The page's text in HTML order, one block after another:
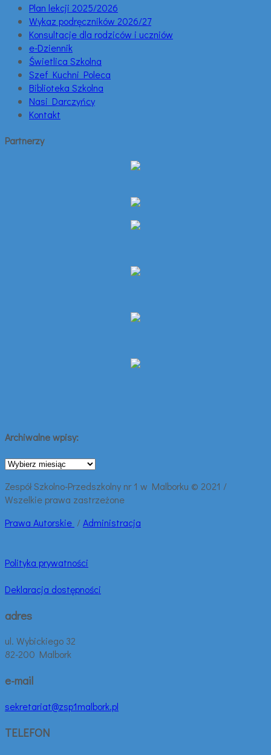
Plan lekcji 2025/2026
Wykaz podręczników 2026/27
Konsultacje dla rodziców i uczniów
e-Dziennik
Świetlica Szkolna
Szef Kuchni Poleca
Biblioteka Szkolna
Nasi Darczyńcy
Kontakt
Partnerzy
Archiwalne wpisy:
Archiwalne
Zespół Szkolno-Przedszkolny nr 1 w Malborku © 2021 /
Wszelkie prawa zastrzeżone
Prawa Autorskie /Administracja
Polityka prywatności
Deklaracja dostępności
adres
ul. Wybickiego 32
82-200 Malbork
e-mail
sekretariat@zsp1malbork.pl
TELEFON